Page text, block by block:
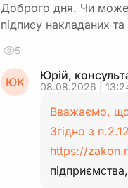
Доброго дня. Чи може
підпису накладаних
5
ЮК Юрій,
08.08.2026 |
Вважаємо,
Згідно з
https://